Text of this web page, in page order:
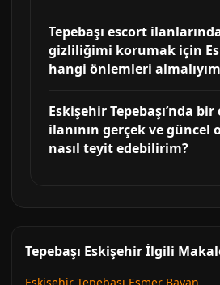
Tepebaşı escort
gizliliğimi korumak için
hangi önlemleri
Eskişehir Tepebaşı’nda
ilanının gerçek ve güncel
nasıl teyit edebilirim?
Tepebaşı Eskişehir İlgili